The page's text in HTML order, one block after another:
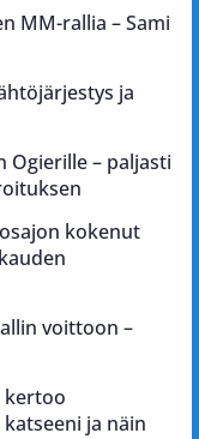
MM-rallia – Sami
ja
Ogierille – paljasti
kokenut
voittoon –
kertoo
ja näin